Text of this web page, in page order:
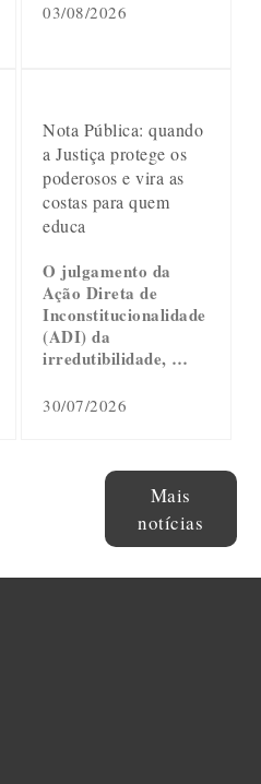
03/08/2026
Nota Pública: quando
a Justiça protege os
poderosos e vira as
costas para quem
educa
O julgamento da
Ação Direta de
Inconstitucionalidade
(ADI) da
irredutibilidade, …
30/07/2026
Mais
notícias